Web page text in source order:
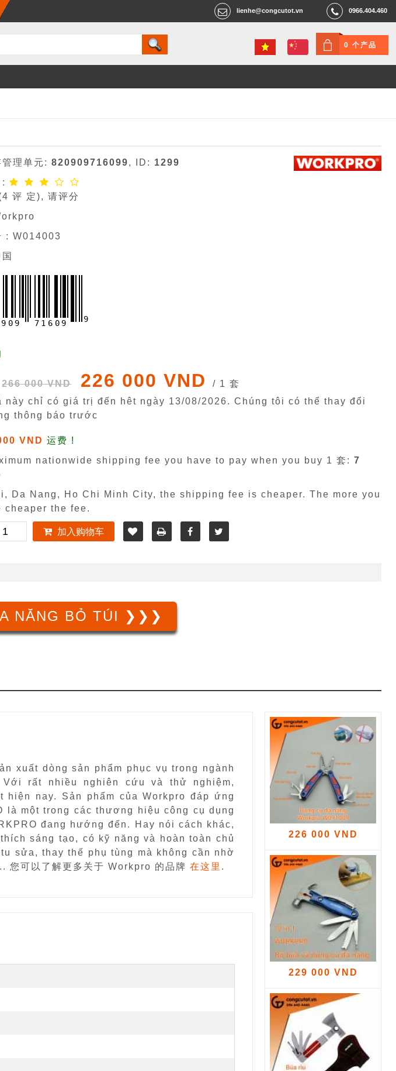
0966.404.460
lienhe@congcutot.vn
0 个产品
管理单元:820909716099, ID: 1299
:
4 评 定), 请评分
:W014003
9 0 9 7 1 6 0 9 9
266 000 VND 226 000 VND
/ 1 套
này chỉ có giá trị đến hêt ngày 13/08/2026. Chúng tôi có thể thay đổi
thông báo trước
VND 运费 !
nationwide shipping fee you have to pay when you buy 1 套:7
Da Nang, Ho Chi Minh City, the shipping fee is cheaper. The more you
cheaper the fee.
加入购物车
NĂNG BỎ TÚI ❯❯❯
xuất dòng sản phẩm phục vụ trong ngành
rất nhiều nghiên cứu và thử nghiệm,
nay. Sản phẩm của Workpro đáp ứng
là một trong các thương hiệu công cụ dụng
đang hướng đến. Hay nói cách khác,
sáng tạo, có kỹ năng và hoàn toàn chủ
sửa, thay thế phụ tùng mà không cần nhờ
可以了解更多关于 Workpro 的品牌 在这里 .
226 000 VND
229 000 VND